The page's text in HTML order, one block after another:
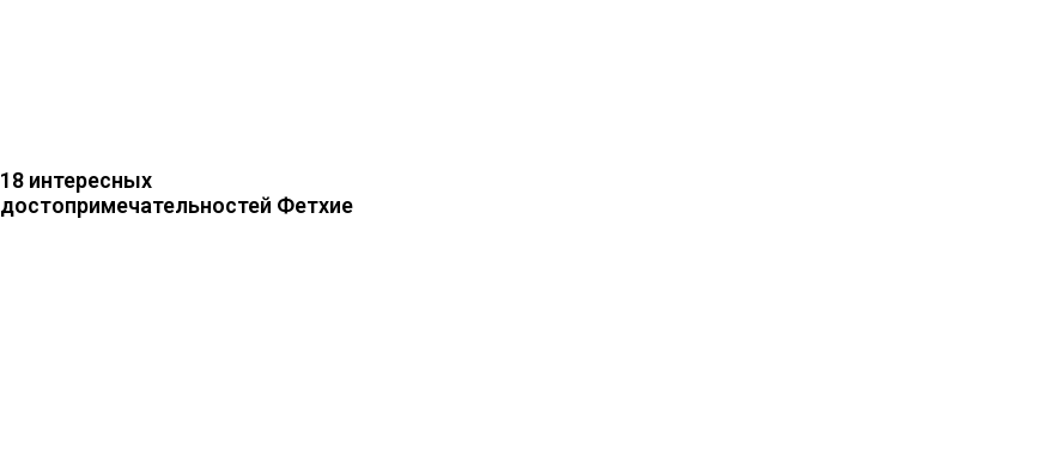
18 интересных
достопримечательностей Фетхие